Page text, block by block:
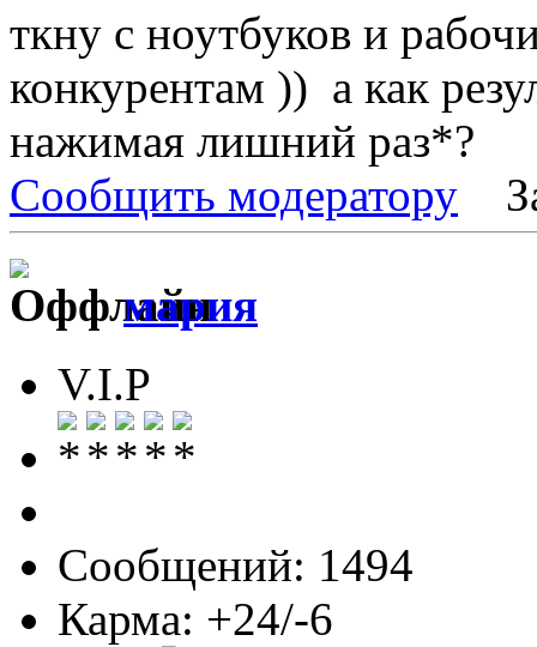
ткну с ноутбуков и
конкурентам )) а как
нажимая лишний раз*?
Сообщить модератору
мария
V.I.P
Сообщений: 1494
Карма: +24/-6